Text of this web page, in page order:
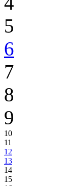
5
6
7
8
9
10
11
12
13
14
15